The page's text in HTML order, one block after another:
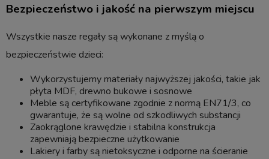
Bezpieczeństwo i jakość na pierwszym miejscu
Wszystkie nasze regały są wykonane z myślą o
bezpieczeństwie dzieci:
Wykorzystujemy materiały najwyższej jakości, takie jak
płyta MDF, drewno bukowe i sosnowe
Meble są certyfikowane zgodnie z normą EN71/3, co
gwarantuje, że są wolne od szkodliwych substancji
Zaokrąglone krawędzie i stabilna konstrukcja
zapewniają bezpieczne użytkowanie
Lakiery i farby są nietoksyczne i odporne na ścieranie